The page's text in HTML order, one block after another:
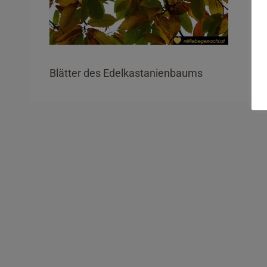
Blätter des Edelkastanienbaums